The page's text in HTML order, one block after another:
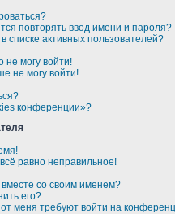
повторять ввод имени и пароля?
списке активных пользователей?
не могу войти!
не могу войти!
конференции»?
равно неправильное!
со своим именем?
его?
меня требуют войти на